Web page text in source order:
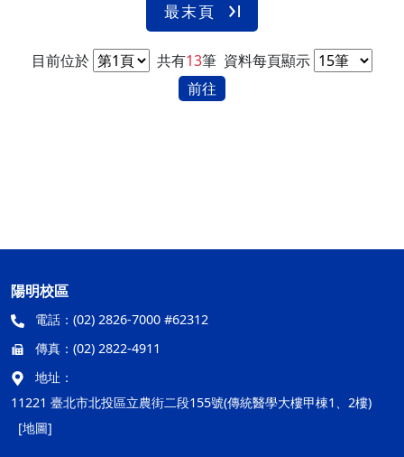
最末頁
目前位於 共有13筆 資料每頁顯示
前往
陽明校區
電話： (02) 2826-7000 #62312
傳真： (02) 2822-4911
地址：
11221 臺北市北投區立農街二段155號(傳統醫學大樓甲棟1、2樓)
[地圖]